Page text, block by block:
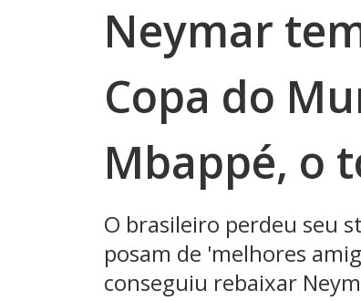
Neymar
Copa do
Mbappé, o
O brasileiro perdeu seu
posam de 'melhores
conseguiu rebaixar